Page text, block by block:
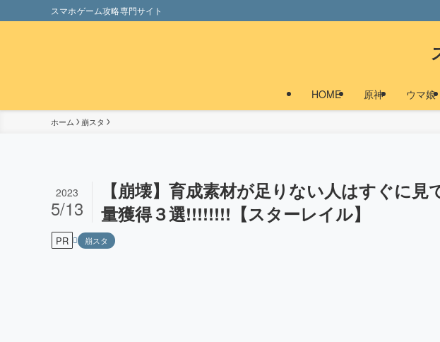
スマホゲーム攻略専門サイト
HOME 原神 ウマ娘
ホーム 崩スタ
【崩壊】育成素材が足りない人はすぐに
量獲得３選!!!!!!!!【スターレイル】
2023
5/13
PR 崩スタ